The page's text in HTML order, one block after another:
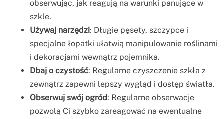
obserwując, jak reagują na warunki panujące w
szkle.
Używaj narzędzi: Długie pęsety, szczypce i
specjalne łopatki ułatwią manipulowanie roślinami
i dekoracjami wewnątrz pojemnika.
Dbaj o czystość: Regularne czyszczenie szkła z
zewnątrz zapewni lepszy wygląd i dostęp światła.
Obserwuj swój ogród: Regularne obserwacje
pozwolą Ci szybko zareagować na ewentualne